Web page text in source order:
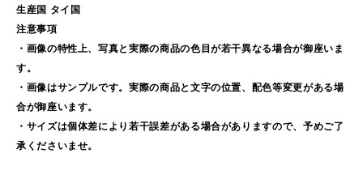
生産国 タイ国
注意事項
・画像の特性上、写真と実際の商品の色目が若干異なる場合が御座いま
す。
・画像はサンプルです。実際の商品と文字の位置、配色等変更がある場
合が御座います。
・サイズは個体差により若干誤差がある場合がありますので、予めご了
承くださいませ。